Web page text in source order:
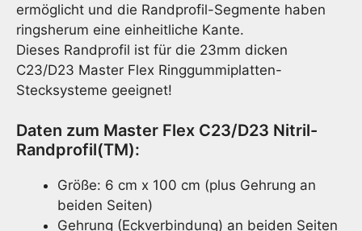
ermöglicht und die Randprofil-Segmente haben
ringsherum eine einheitliche Kante.
Dieses Randprofil ist für die 23mm dicken
C23/D23 Master Flex Ringgummiplatten-
Stecksysteme geeignet!
Daten zum Master Flex C23/D23 Nitril-
Randprofil(TM):
Größe: 6 cm x 100 cm (plus Gehrung an
beiden Seiten)
Gehrung (Eckverbindung) an beiden Seiten